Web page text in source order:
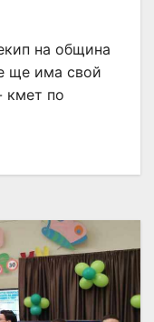
на община
ще има свой
кмет по